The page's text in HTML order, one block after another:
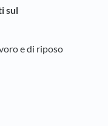
sul
e di riposo